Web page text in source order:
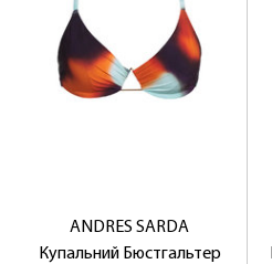
ANDRES SARDA
Купальний Бюстгальтер